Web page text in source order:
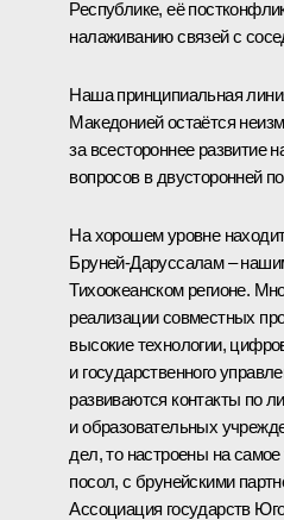
Республике, её
налаживанию связей с
Наша принципиальная
Македонией остаётся
за всестороннее развитие
вопросов в двусторонней
На хорошем уровне
Бруней-Даруссалам –
Тихоокеанском регионе.
реализации совместных
высокие технологии,
и государственного
развиваются контакты по
и образовательных
дел, то настроены на самое
посол, с брунейскими
Ассоциация государств